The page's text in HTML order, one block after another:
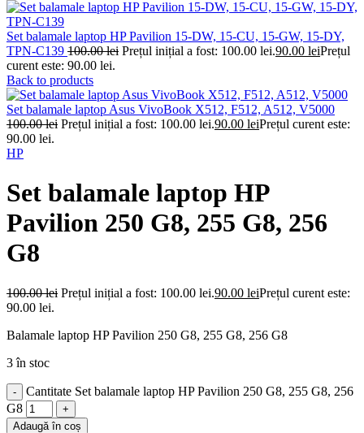
Set balamale laptop HP Pavilion 15-DW, 15-CU, 15-GW, 15-DY,
TPN-C139 100.00lei Prețul inițial a fost: 100.00 lei.90.00 leiPrețul
curent este: 90.00 lei.
Back to products
Set balamale laptop Asus VivoBook X512, F512, A512, V5000
100.00lei Prețul inițial a fost: 100.00 lei.90.00 leiPrețul curent este:
90.00 lei.
HP
Set balamale laptop HP
Pavilion 250 G8, 255 G8, 256
G8
100.00lei Prețul inițial a fost: 100.00 lei.90.00 leiPrețul curent este:
90.00 lei.
Balamale laptop HP Pavilion 250 G8, 255 G8, 256 G8
3 în stoc
Cantitate Set balamale laptop HP Pavilion 250 G8, 255 G8, 256
G8
Adaugă în coș